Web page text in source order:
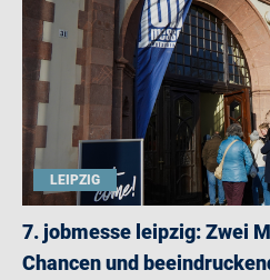
LEIPZIG
7. jobmesse leipzig: Zwei
Chancen und